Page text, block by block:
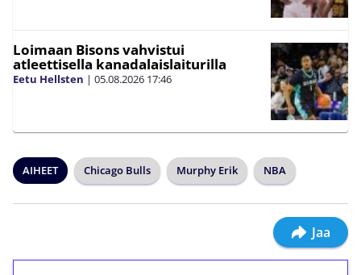
Loimaan Bisons vahvistui
atleettisella kanadalaislaiturilla
Eetu Hellsten | 05.08.2026 17:46
AIHEET Chicago Bulls Murphy Erik NBA
Jaa